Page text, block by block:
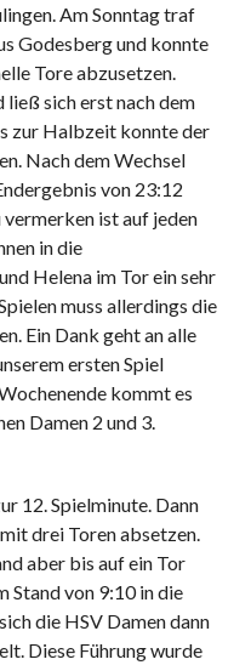
Am Sonntag traf
Godesberg und konnte
Tore abzusetzen.
sich erst nach dem
zur Halbzeit konnte der
Nach dem Wechsel
von 23:12
ist auf jeden
in die
Helena im Tor ein sehr
muss allerdings die
Ein Dank geht an alle
ersten Spiel
kommt es
Damen 2 und 3.
12. Spielminute. Dann
drei Toren absetzen.
aber bis auf ein Tor
Stand von 9:10 in die
die HSV Damen dann
Diese Führung wurde